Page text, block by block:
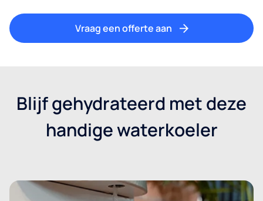
Vraag een offerte aan
Blijf gehydrateerd met deze
handige waterkoeler